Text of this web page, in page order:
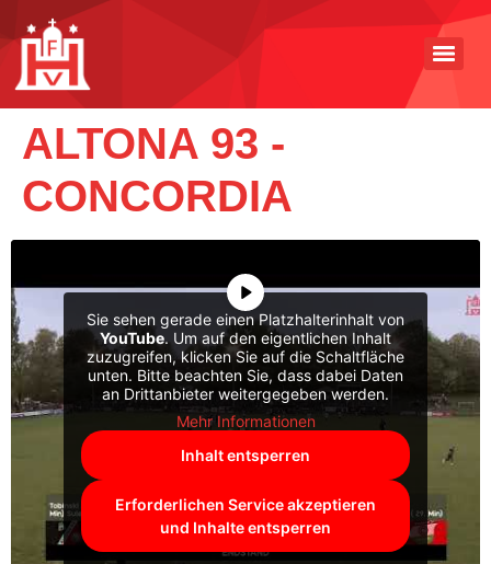
ALTONA 93 -
CONCORDIA
Sie sehen gerade einen Platzhalterinhalt von
YouTube. Um auf den eigentlichen Inhalt
zuzugreifen, klicken Sie auf die Schaltfläche
unten. Bitte beachten Sie, dass dabei Daten
an Drittanbieter weitergegeben werden.
Mehr Informationen
Inhalt entsperren
Erforderlichen Service akzeptieren
und Inhalte entsperren